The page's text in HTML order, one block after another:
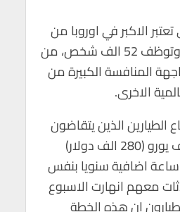
الاكبر في اوروبا من
حيث حركة الطائرات وتوظف 52 الف شخص، من
المنافسة الكبيرة من
الاخرى.
الطيارين الذين يتقاضون
ما يصل الى 250 الف يورو (280 الف دولار)
سنويا، الطيران 100 ساعة اضافية سنويا بنفس
معهم انهارت الاسبوع
ان هذه الخطة